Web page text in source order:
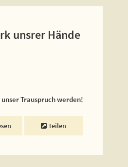
unsrer Hände
unser Trauspruch werden!
Teilen